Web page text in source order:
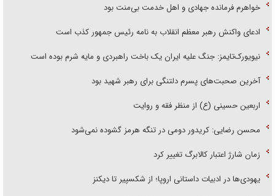
خواهرم فرمانده جهادی و اهل خدمت بی‌منت بود
ادعای واکنش رهبر معظم انقلاب به نامه رئیس جمهور کذب است
نیویورک‌تایمز: جنگ علیه ایران یک باخت راهبردی و مایه شرم بوده است
آخرین صحبت‌های پسرم دلتنگی برای رهبر شهید بود
اربعین حسینی (ع) از منظر فقه و روایت
محسن رضایی: کریدور دومی در تنگه هرمز گشوده نمی‌شود
زمان شارژ اعتبار کالابرگ تغییر کرد
یهودی‌ها در ادبیات داستانی اروپا؛ از شکسپیر تا دیکنز